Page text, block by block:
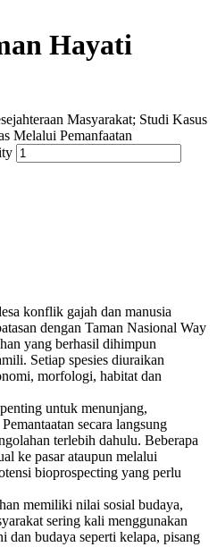
Hayati
Masyarakat; Studi Kasus
Melalui Pemanfaatan
konflik gajah dan manusia
dengan Taman Nasional Way
yang berhasil dihimpun
Setiap spesies diuraikan
morfologi, habitat dan
untuk menunjang,
secara langsung
terlebih dahulu. Beberapa
ke pasar ataupun melalui
bioprospecting yang perlu
memiliki nilai sosial budaya,
sering kali menggunakan
dan budaya seperti kelapa, pisang